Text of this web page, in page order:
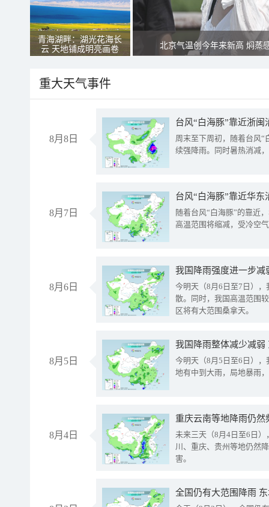
青海湖畔：湖光花海长
云 天地铺成明亮画卷
北京气温创今年来新高 焖蒸
重大天气事件
8月8日
台风“白海豚”靠近浙
周末至下周初，随着台风“
续强降雨。同时暑热消减
8月7日
台风“白海豚”靠近华
随着台风“白海豚”的靠近
高温范围将缩减，受冷空
8月6日
今明天（8月6日至7日）
散。同时，我国高温范围
区将有大范围桑拿天。
8月5日
我国降雨整体减少减弱
今明天（8月5日至6日）
地有中到大雨，局地暴雨
8月4日
重庆云南等地降雨仍然
未来三天（8月4日至6日
川、重庆、贵州等地仍然
害。
全国仍有大范围降雨